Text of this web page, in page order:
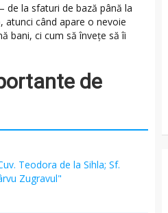
la sfaturi de bază până la
, atunci când apare o nevoie
bani, ci cum să învețe să îi
de
Teodora de la Sihla; Sf.
Zugravul"